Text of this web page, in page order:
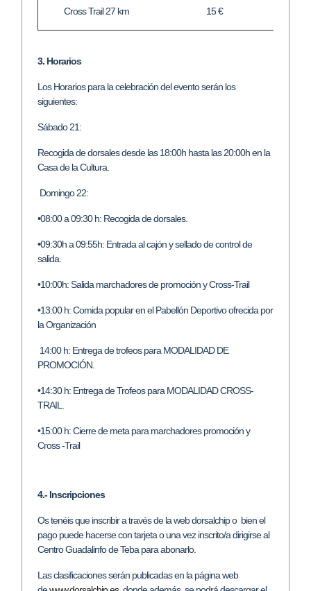
Cross Trail 27 km 15 €
3. Horarios
Los Horarios para la celebración del evento serán los
siguientes:
Sábado 21:
Recogida de dorsales desde las 18:00h hasta las 20:00h en la
Casa de la Cultura.
Domingo 22:
•08:00 a 09:30 h: Recogida de dorsales.
•09:30h a 09:55h: Entrada al cajón y sellado de control de
salida.
•10:00h: Salida marchadores de promoción y Cross-Trail
•13:00 h: Comida popular en el Pabellón Deportivo ofrecida por
la Organización
14:00 h: Entrega de trofeos para MODALIDAD DE
PROMOCIÓN.
•14:30 h: Entrega de Trofeos para MODALIDAD CROSS-
TRAIL.
•15:00 h: Cierre de meta para marchadores promoción y
Cross -Trail
4.- Inscripciones
Os tenéis que inscribir a través de la web dorsalchip o bien el
pago puede hacerse con tarjeta o una vez inscrito/a dirigirse al
Centro Guadalinfo de Teba para abonarlo.
Las clasificaciones serán publicadas en la página web